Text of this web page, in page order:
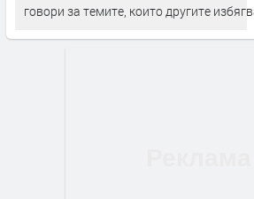
говори за темите, които другите